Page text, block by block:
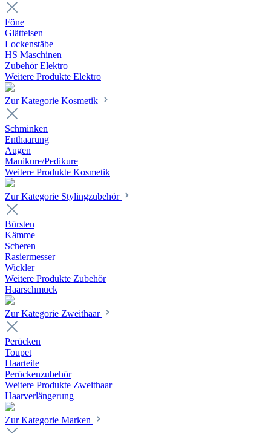
Föne
Glätteisen
Lockenstäbe
HS Maschinen
Zubehör Elektro
Weitere Produkte Elektro
Zur Kategorie Kosmetik
Schminken
Enthaarung
Augen
Manikure/Pedikure
Weitere Produkte Kosmetik
Zur Kategorie Stylingzubehör
Bürsten
Kämme
Scheren
Rasiermesser
Wickler
Weitere Produkte Zubehör
Haarschmuck
Zur Kategorie Zweithaar
Perücken
Toupet
Haarteile
Perückenzubehör
Weitere Produkte Zweithaar
Haarverlängerung
Zur Kategorie Marken